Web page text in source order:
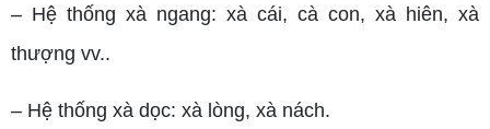
– Hệ thống xà ngang: xà cái, cà con, xà hiên, xà
thượng vv..
– Hệ thống xà dọc: xà lòng, xà nách.